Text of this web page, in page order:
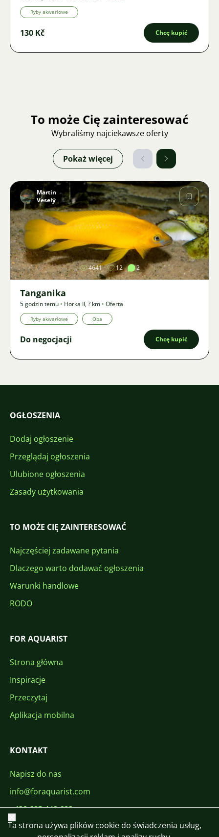
Ryby akwariowe
130 Kč Chcę kupić
To może Cię zainteresować
Wybraliśmy najciekawsze oferty
Pokaż więcej
Zdjęcie
Martin
Veselý
4641 12 2
Tanganika
5 godzin temu • Horka II,? km • Oferta
Ryby akwariowe Oba
Do negocjacji Chcę kupić
OGŁOSZENIA
Dodaj ogłoszenie
Przeglądaj ogłoszenia
Ulubione ogłoszenia
Zasady użytkowania
TO MOŻE CIĘ ZAINTERESOWAĆ
Najczęściej zadawane pytania
Dlaczego warto dodawać ogłoszenia
Warunki handlowe
RODO
FOR AQUARIST
Strona główna
Inspiracje
Przeczytaj
Aplikacja mobilna
KONTAKT
Napisz do nas
info@foraquarist.com
+420 603 449 602
Zamknij
Ta strona używa plików cookie do świadczenia usług,